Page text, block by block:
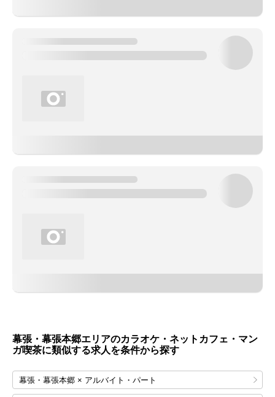
幕張・幕張本郷エリアのカラオケ・ネットカフェ・マン
ガ喫茶に類似する求人を条件から探す
幕張・幕張本郷 × アルバイト・パート